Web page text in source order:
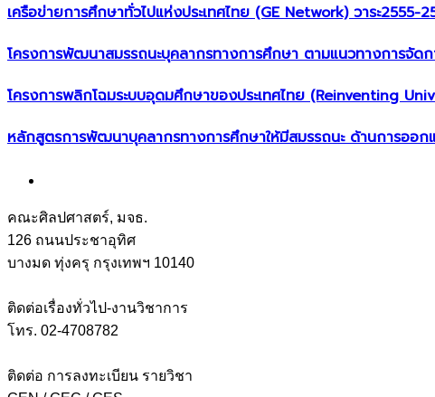
เครือข่ายการศึกษาทั่วไปแห่งประเทศไทย (GE Network)​ วาระ2555-
โครงการพัฒนาสมรรถนะบุคลากรทางการศึกษา ตามแนวทางการจัด
โครงการพลิกโฉมระบบอุดมศึกษาของประเทศไทย (Reinventing
หลักสูตรการพัฒนาบุคลากรทางการศึกษาให้มีสมรรถนะ ด้านการออ
คณะศิลปศาสตร์, มจธ.
126 ถนนประชาอุทิศ
บางมด ทุ่งครุ กรุงเทพฯ 10140
ติดต่อเรื่องทั่วไป-งานวิชาการ
โทร. 02-4708782
ติดต่อ การลงทะเบียน รายวิชา